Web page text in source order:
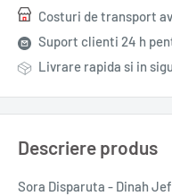
Costuri de transport
Suport clienti 24 h
Livrare rapida si in
Descriere produs
Sora Disparuta - Dinah